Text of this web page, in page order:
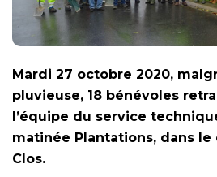
Mardi 27 octobre 2020,
pluvieuse, 18 bénévoles
l’équipe du service
matinée Plantations, dans
Clos.